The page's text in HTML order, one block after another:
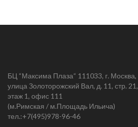
БЦ “Максима Плаза“ 111033, г. Москва,
улица Золоторожский Вал, д. 11, стр. 21,
этаж 1, офис 111
(м.Римская / м.Площадь Ильича)
тел.:+7(495)978-96-46